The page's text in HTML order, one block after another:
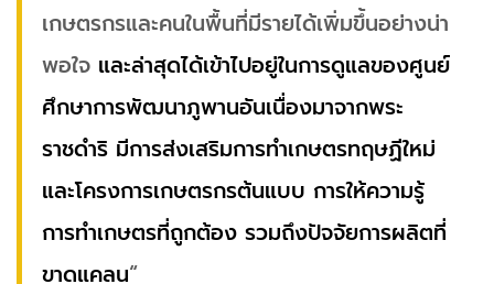
เกษตรกรและคนในพื้นที่มีรายได้เพิ่มขึ้นอย่างน่า
พอใจ และล่าสุดได้เข้าไปอยู่ในการดูแลของศูนย์
ศึกษาการพัฒนาภูพานอันเนื่องมาจากพระ
ราชดำริ มีการส่งเสริมการทำเกษตรทฤษฏีใหม่
และโครงการเกษตรกรต้นแบบ การให้ความรู้
การทำเกษตรที่ถูกต้อง รวมถึงปัจจัยการผลิตที่
ขาดแคลน“